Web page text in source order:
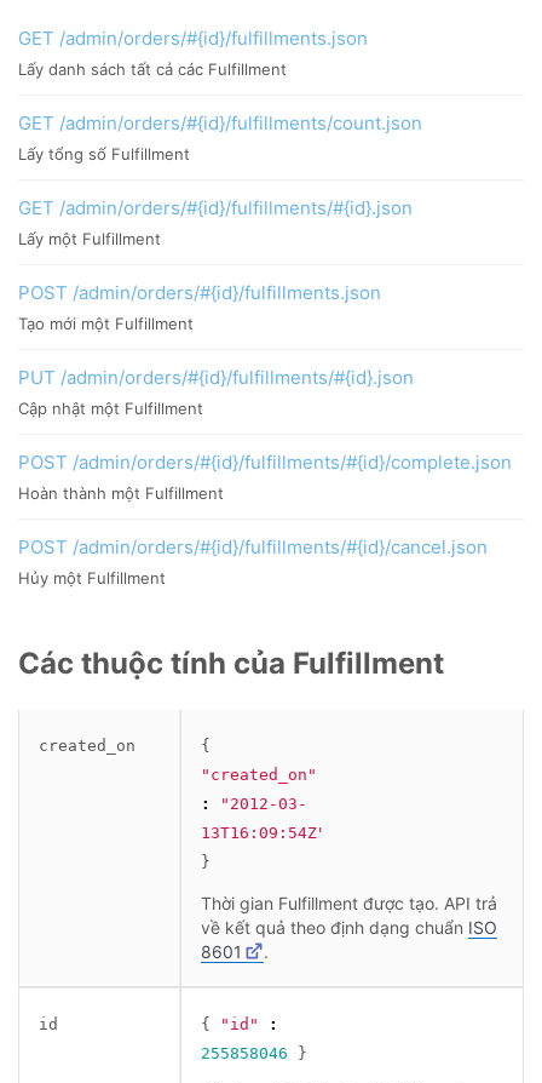
GET /admin/orders/#{id}/fulfillments.json
Lấy danh sách tất cả các Fulfillment
GET /admin/orders/#{id}/fulfillments/count.json
Lấy tổng số Fulfillment
GET /admin/orders/#{id}/fulfillments/#{id}.json
Lấy một Fulfillment
POST /admin/orders/#{id}/fulfillments.json
Tạo mới một Fulfillment
PUT /admin/orders/#{id}/fulfillments/#{id}.json
Cập nhật một Fulfillment
POST /admin/orders/#{id}/fulfillments/#{id}/complete.json
Hoàn thành một Fulfillment
POST /admin/orders/#{id}/fulfillments/#{id}/cancel.json
Hủy một Fulfillment
Các thuộc tính của Fulfillment
created_on
{
"created_on"
:
"2012-03-
13T16:09:54Z"
}
Thời gian Fulfillment được tạo. API trả
về kết quả theo định dạng chuẩn ISO
8601
.
id { "id"
:
255858046
}